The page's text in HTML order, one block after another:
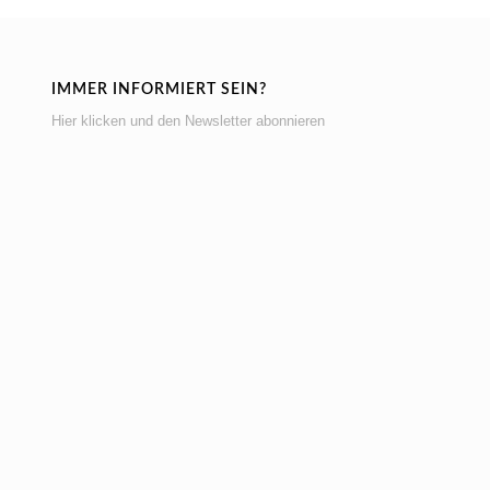
IMMER INFORMIERT SEIN?
Hier klicken und den Newsletter abonnieren